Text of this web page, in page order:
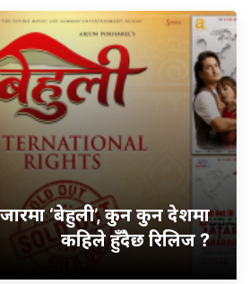
‘बेहुली’, कुन कुन देशमा
कहिले हुँदैछ रिलिज ?